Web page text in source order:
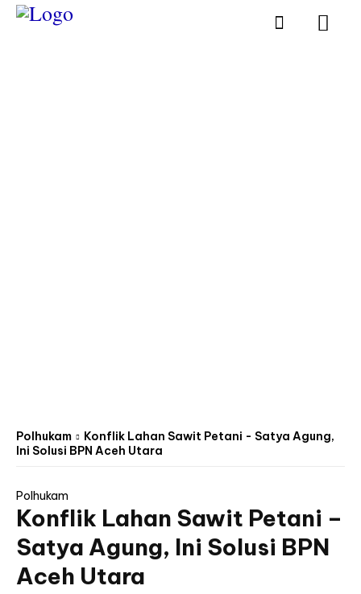
Polhukam
Konflik Lahan Sawit Petani - Satya Agung,
Ini Solusi BPN Aceh Utara
Polhukam
Konflik Lahan Sawit Petani –
Satya Agung, Ini Solusi BPN
Aceh Utara